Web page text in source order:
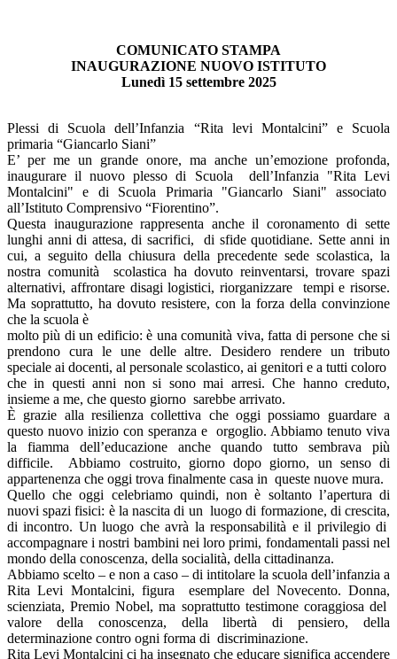
COMUNICATO STAMPA
INAUGURAZIONE NUOVO ISTITUTO
Lunedì 15 settembre 2025
Plessi di Scuola dell’Infanzia “Rita levi Montalcini” e Scuola
primaria “Giancarlo Siani”
E’ per me un grande onore, ma anche un’emozione profonda,
inaugurare il nuovo plesso di Scuola dell’Infanzia "Rita Levi
Montalcini" e di Scuola Primaria "Giancarlo Siani" associato
all’Istituto Comprensivo “Fiorentino”.
Questa inaugurazione rappresenta anche il coronamento di sette
lunghi anni di attesa, di sacrifici, di sfide quotidiane. Sette anni in
cui, a seguito della chiusura della precedente sede scolastica, la
nostra comunità scolastica ha dovuto reinventarsi, trovare spazi
alternativi, affrontare disagi logistici, riorganizzare tempi e risorse.
Ma soprattutto, ha dovuto resistere, con la forza della convinzione
che la scuola è
molto più di un edificio: è una comunità viva, fatta di persone che si
prendono cura le une delle altre. Desidero rendere un tributo
speciale ai docenti, al personale scolastico, ai genitori e a tutti coloro
che in questi anni non si sono mai arresi. Che hanno creduto,
insieme a me, che questo giorno sarebbe arrivato.
È grazie alla resilienza collettiva che oggi possiamo guardare a
questo nuovo inizio con speranza e orgoglio. Abbiamo tenuto viva
la fiamma dell’educazione anche quando tutto sembrava più
difficile. Abbiamo costruito, giorno dopo giorno, un senso di
appartenenza che oggi trova finalmente casa in queste nuove mura.
Quello che oggi celebriamo quindi, non è soltanto l’apertura di
nuovi spazi fisici: è la nascita di un luogo di formazione, di crescita,
di incontro. Un luogo che avrà la responsabilità e il privilegio di
accompagnare i nostri bambini nei loro primi, fondamentali passi nel
mondo della conoscenza, della socialità, della cittadinanza.
Abbiamo scelto – e non a caso – di intitolare la scuola dell’infanzia a
Rita Levi Montalcini, figura esemplare del Novecento. Donna,
scienziata, Premio Nobel, ma soprattutto testimone coraggiosa del
valore della conoscenza, della libertà di pensiero, della
determinazione contro ogni forma di discriminazione.
Rita Levi Montalcini ci ha insegnato che educare significa accendere